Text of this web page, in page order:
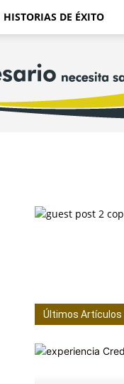
HISTORIAS DE ÉXITO
Últimos Artículos